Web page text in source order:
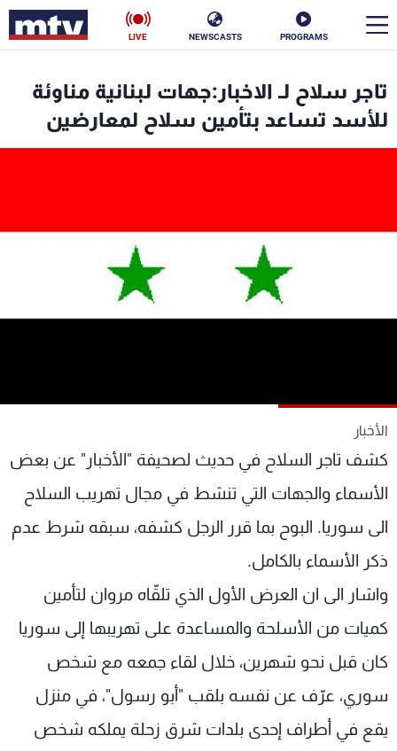
PROGRAMS
NEWSCASTS
LIVE
تاجر سلاح لـ الاخبار:جهات لبنانية مناوئة
للأسد تساعد بتأمين سلاح لمعارضين
الأخبار
كشف تاجر السلاح في حديث لصحيفة "الأخبار" عن بعض
الأسماء والجهات التي تنشط في مجال تهريب السلاح
الى سوريا. البوح بما قرر الرجل كشفه، سبقه شرط عدم
ذكر الأسماء بالكامل.
واشار الى ان العرض الأول الذي تلقّاه مروان لتأمين
كميات من الأسلحة والمساعدة على تهريبها إلى سوريا
كان قبل نحو شهرين، خلال لقاء جمعه مع شخص
سوري، عرّف عن نفسه بلقب "أبو رسول"، في منزل
يقع في أطراف إحدى بلدات شرق زحلة يملكه شخص
الأخبار
الترددات
عن MTV
لاعلاناتكم
وظائف
شروط الإسـتخدام